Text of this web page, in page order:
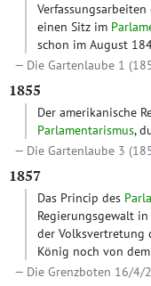
einen Sitz im
schon im August
Die Gartenlaube 1
1855
Der amerikanische
Parlamentarismus,
Die Gartenlaube 3
1857
Das Princip des
Regierungsgewalt
der Volksvertretung
König noch von
Die Grenzboten 16/4/